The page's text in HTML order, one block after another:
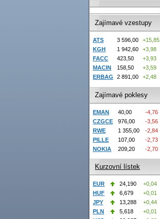
Zajímavé vzestupy
ATS 3 596,00
+15,85
KGH
1 942,60
+3,98
FACC
423,50
+3,93
MACIN
158,50
+3,59
ERBAG
2 891,00 +2,48
Zajímavé poklesy
EMAN 40,00
-4,76
CZGCE
976,00
-3,56
RWE
1 355,00
-2,84
PILLE
107,00
-2,73
NOKIA
209,20 -2,70
Kurzovní lístek
EUR 24,190
+0,04
HUF
6,679
+0,01
JPY
13,288
+0,44
PLN
5,618
+0,01